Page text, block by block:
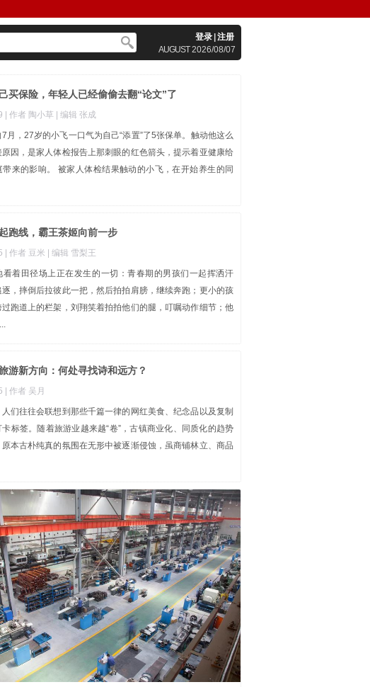
登录 注册
AUGUST2026/08/07
买保险，年轻人已经偷偷去翻“论文”了
| 作者 陶小草 | 编辑 张成
月，27岁的小飞一口气为自己“添置”了5张保单。触动他这么
因，是家人体检报告上那刺眼的红色箭头，提示着亚健康给
带来的影响。 被家人体检结果触动的小飞，在开始养生的同
跑线，霸王茶姬向前一步
| 作者 豆米 | 编辑 雪梨王
看着田径场上正在发生的一切：青春期的男孩们一起挥洒汗
，摔倒后拉彼此一把，然后拍拍肩膀，继续奔跑；更小的孩
跑道上的栏架，刘翔笑着拍拍他们的腿，叮嘱动作细节；他
游新方向：何处寻找诗和远方？
| 作者 吴月
们往往会联想到那些千篇一律的网红美食、纪念品以及复制
标签。随着旅游业越来越“卷”，古镇商业化、同质化的趋势
本古朴纯真的氛围在无形中被逐渐侵蚀，虽商铺林立、商品